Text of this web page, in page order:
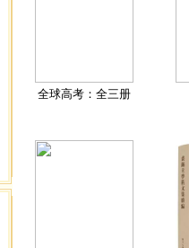
全球高考：全三册